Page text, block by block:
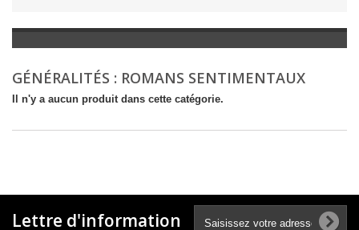
LIVRES ANCIENS AVANT 1900
GÉNÉRALITÉS : ROMANS SENTIMENTAUX
Il n'y a aucun produit dans cette catégorie.
Lettre d'information